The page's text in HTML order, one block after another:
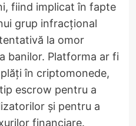
fiind implicat în fapte
grup infracțional
la omor
banilor. Platforma ar fi
în criptomonede,
escrow pentru a
și pentru a
financiare.